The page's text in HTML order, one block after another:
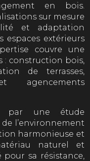
en bois.
sur mesure
et adaptation
espaces extérieurs
couvre une
: construction bois,
de terrasses,
agencements
par une étude
l’environnement
harmonieuse et
naturel et
sa résistance,